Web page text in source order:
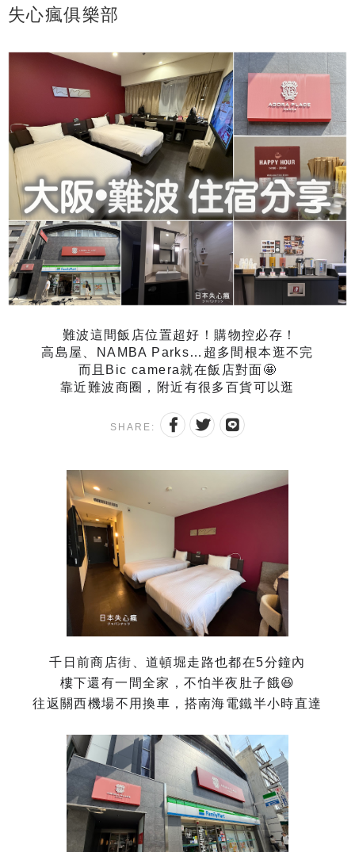
失心瘋俱樂部
難波這間飯店位置超好！購物控必存！
高島屋、NAMBA Parks…超多間根本逛不完
而且Bic camera就在飯店對面🤩
靠近難波商圈，附近有很多百貨可以逛
SHARE:
千日前商店街、道頓堀走路也都在5分鐘內
樓下還有一間全家，不怕半夜肚子餓😆
往返關西機場不用換車，搭南海電鐵半小時直達